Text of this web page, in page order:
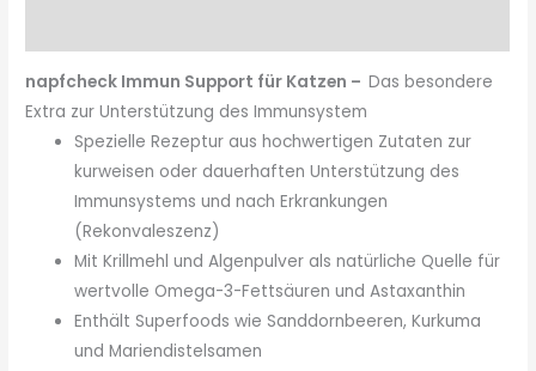
napfcheck Immun Support für Katzen –Das besondere
Extra zur Unterstützung des Immunsystem
Spezielle Rezeptur aus hochwertigen Zutaten zur
kurweisen oder dauerhaften Unterstützung des
Immunsystems und nach Erkrankungen
(Rekonvaleszenz)
Mit Krillmehl und Algenpulver als natürliche Quelle für
wertvolle Omega-3-Fettsäuren und Astaxanthin
Enthält Superfoods wie Sanddornbeeren, Kurkuma
und Mariendistelsamen